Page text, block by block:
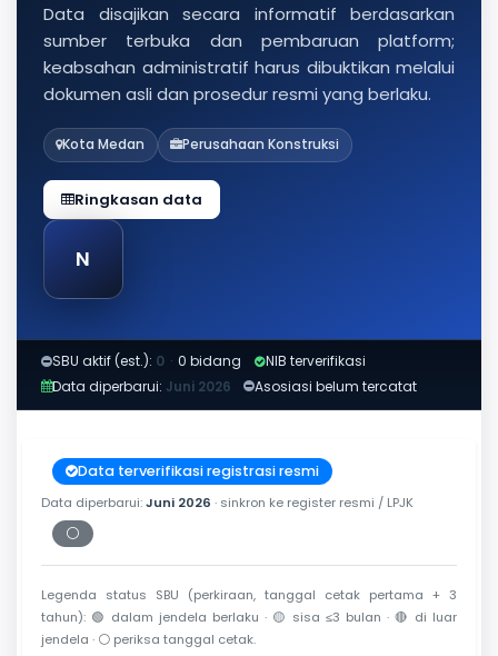
Data disajikan secara informatif berdasarkan
sumber terbuka dan pembaruan platform;
keabsahan administratif harus dibuktikan melalui
dokumen asli dan prosedur resmi yang berlaku.
Kota Medan Perusahaan Konstruksi
Ringkasan data
N
SBU aktif (est.): 0 · 0 bidang
NIB terverifikasi
Data diperbarui: Juni 2026 Asosiasi belum tercatat
Data terverifikasi registrasi resmi
Data diperbarui:Juni 2026 · sinkron ke register resmi / LPJK
⚪
Periksa tanggal cetak
Legenda status SBU (perkiraan, tanggal cetak pertama + 3
tahun): 🟢 dalam jendela berlaku · 🟡 sisa ≤3 bulan · 🔴 di luar
jendela · ⚪ periksa tanggal cetak.